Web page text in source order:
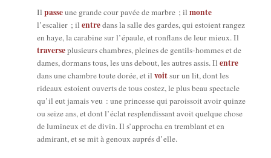
Ilpasseune grande cour pavée de marbre ; ilmonte
l’escalier ; ilentredans la salle des gardes, qui estoient ran­gez
en haye, la cara­bine sur l’épaule, et ron­flans de leur mieux. Il
tra­verseplu­sieurs chambres, pleines de gen­tils-hommes et de
dames, dor­mans tous, les uns debout, les autres assis. Ilentre
dans une chambre toute dorée, et ilvoitsur un lit, dont les
rideaux estoient ouverts de tous cos­tez, le plus beau spec­tacle
qu’il eut jamais veu : une prin­cesse qui parois­soit avoir quinze
ou seize ans, et dont l’éclat res­plen­dis­sant avoit quelque chose
de lumi­neux et de divin. Il s’approcha en trem­blant et en
admi­rant, et se mit à genoux auprés d’elle.